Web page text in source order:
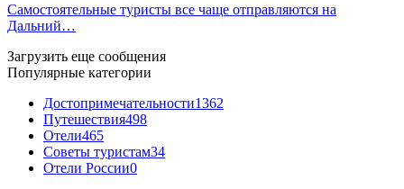
Самостоятельные туристы все чаще отправляются на
Дальний…
Загрузить еще сообщения
Популярные категории
Достопримечательности1362
Путешествия498
Отели465
Советы туристам34
Отели России0